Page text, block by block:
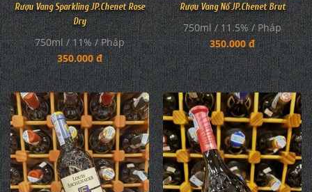
Rượu Vang Sparkling JP.Chenet Rose
Dry
750ml / 11% / Pháp
350.000 đ
Rượu Vang Nổ JP.Chenet Brut
750ml / 11.5% / Pháp
350.000 đ